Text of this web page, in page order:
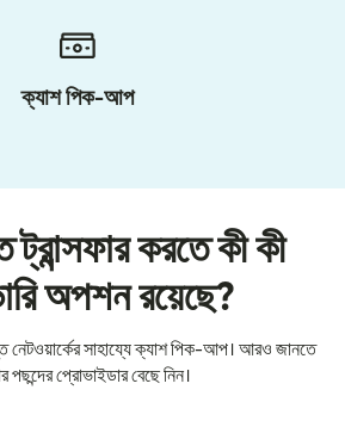
ক্যাশ পিক-আপ
ট্রান্সফার করতে কী কী
অপশন রয়েছে?
নেটওয়ার্কের সাহায্যে ক্যাশ পিক-আপ। আরও জানতে
পছন্দের প্রোভাইডার বেছে নিন।